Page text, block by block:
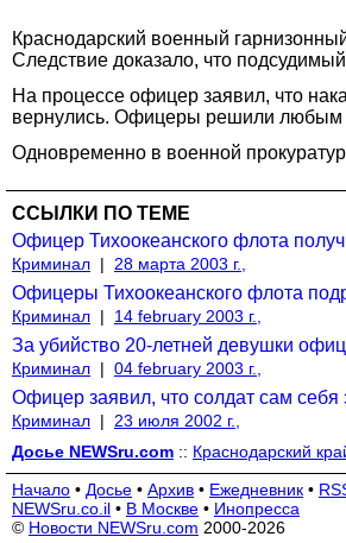
Краснодарский военный
Следствие доказало, что
На процессе офицер заявил, что
вернулись. Офицеры решили любым
Одновременно в военной
ССЫЛКИ ПО ТЕМЕ
Офицер Тихоокеанского флота
Криминал | 28 марта 2003 г.,
Офицеры Тихоокеанского флота
Криминал | 14 february 2003 г.,
За убийство 20-летней девушки
Криминал | 04 february 2003 г.,
Офицер заявил, что солдат сам себя
Криминал |
23 июля 2002 г.,
Досье NEWSru.com :: Краснодарский
Начало • Досье • Архив • Ежедневник •
NEWSru.co.il • В Москве • Инопресса
© Новости NEWSru.com 2000-2026